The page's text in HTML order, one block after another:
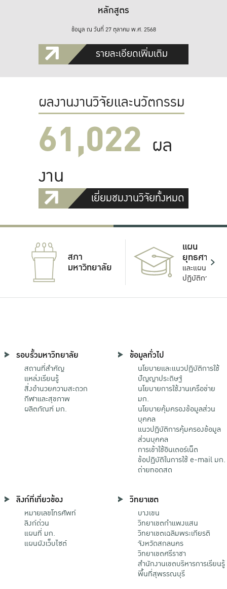
หลักสูตร
ข้อมูล ณ วันที่ 27 ตุลาคม พ.ศ. 2568
รายละเอียดเพิ่มเติม
ผลงานงานวิจัยและนวัตกรรม
61,022 ผล
งาน
เยี่ยมชมงานวิจัยทั้งหมด
สภา
มหาวิทยาลัย
แผน
ยุทธศาสตร์
และแผน
ปฏิบัติการ
รอบรั้วมหาวิทยาลัย
สถานที่สำคัญ
แหล่งเรียนรู้
สิ่งอำนวยความสะดวก
กีฬาและสุขภาพ
ผลิตภัณฑ์ มก.
ข้อมูลทั่วไป
นโยบายและแนวปฏิบัติการใช้
ปัญญาประดิษฐ์
นโยบายการใช้งานเครือข่าย
มก.
นโยบายคุ้มครองข้อมูลส่วน
บุคคล
แนวปฏิบัติการคุ้มครองข้อมูล
ส่วนบุคคล
การเข้าใช้อินเตอร์เน็ต
ข้อปฏิบัติในการใช้ e-mail มก.
ถ่ายทอดสด
ลิงก์ที่เกี่ยวข้อง
หมายเลขโทรศัพท์
ลิงก์ด่วน
แผนที่ มก.
แผนผังเว็บไซต์
วิทยาเขต
บางเขน
วิทยาเขตกําแพงแสน
วิทยาเขตเฉลิมพระเกียรติ
จังหวัดสกลนคร
วิทยาเขตศรีราชา
สำนักงานเขตบริหารการเรียนรู้
พื้นที่สุพรรณบุรี